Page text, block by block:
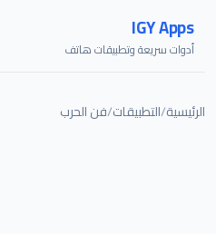
IGY Apps
أدوات سريعة وتطبيقات هاتف
الرئيسية/التطبيقات/فن الحرب